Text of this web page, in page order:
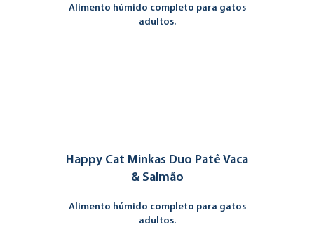
Alimento húmido completo para gatos
adultos.
Happy Cat Minkas Duo Patê Vaca
& Salmão
Alimento húmido completo para gatos
adultos.